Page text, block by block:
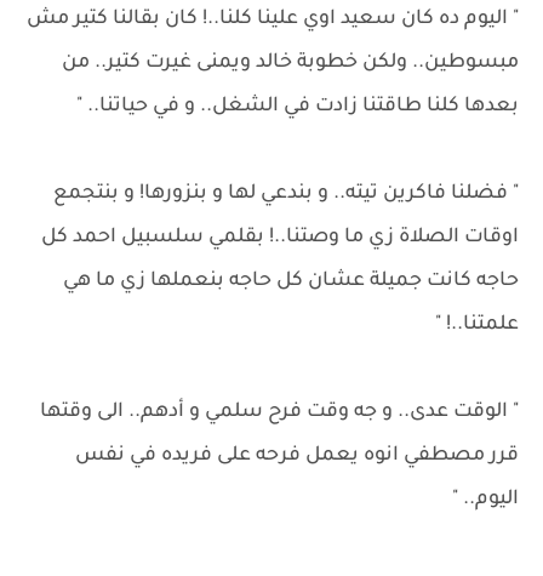
" اليوم ده كان سعيد اوي علينا كلنا..! كان بقالنا كتير مش
مبسوطين.. ولكن خطوبة خالد ويمنى غيرت كتير.. من
بعدها كلنا طاقتنا زادت في الشغل.. و في حياتنا.. "
" فضلنا فاكرين تيته.. و بندعي لها و بنزورها! و بنتجمع
اوقات الصلاة زي ما وصتنا..! بقلمي سلسبيل احمد كل
حاجه كانت جميلة عشان كل حاجه بنعملها زي ما هي
علمتنا..! "
" الوقت عدى.. و جه وقت فرح سلمي و أدهم.. الى وقتها
قرر مصطفي انوه يعمل فرحه على فريده في نفس
اليوم.. "